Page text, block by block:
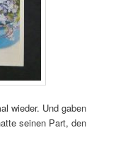
wieder. Und gaben
seinen Part, den